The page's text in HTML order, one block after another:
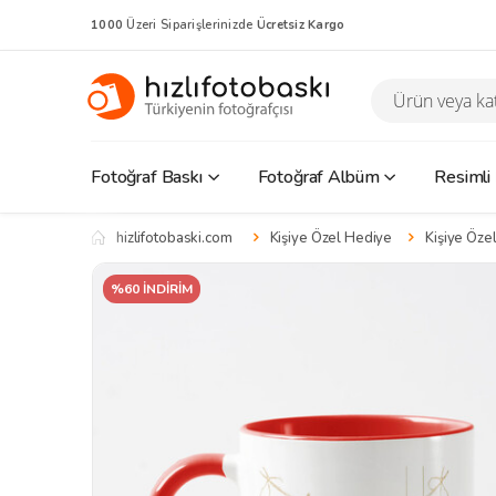
1000 Üzeri Siparişlerinizde Ücretsiz Kargo
Fotoğraf Baskı Fotoğraf Albüm
hizlifotobaski.com Kişiye Özel Hediye Kişiye
%60 İNDİRİM